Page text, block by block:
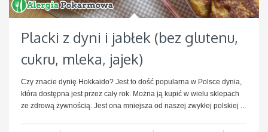
Placki z dyni i jabłek (bez glutenu,
cukru, mleka, jajek)
Czy znacie dynię Hokkaido? Jest to dość popularna w Polsce dynia,
która dostępna jest przez cały rok. Można ją kupić w wielu sklepach
ze zdrową żywnością. Jest ona mniejsza od naszej zwykłej polskiej ...